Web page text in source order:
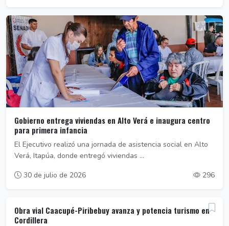
Gobierno entrega viviendas en Alto Verá e inaugura centro
para primera infancia
El Ejecutivo realizó una jornada de asistencia social en Alto
Verá, Itapúa, donde entregó viviendas ...
30 de julio de 2026
296
Obra vial Caacupé-Piribebuy avanza y potencia turismo en
Cordillera